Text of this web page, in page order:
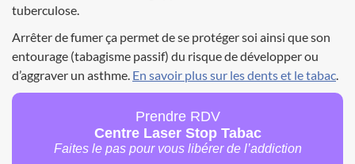
tuberculose.
Arrêter de fumer ça permet de se protéger soi ainsi que son
entourage (tabagisme passif) du risque de développer ou
d’aggraver un asthme. En savoir plus sur les dents et le tabac.
Prendre RDV
Centre Laser Stop Tabac
Faites le pas pour vous libérer de l’addiction